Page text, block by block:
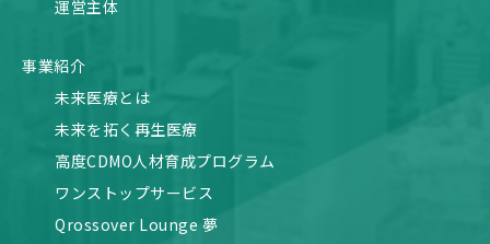
運営主体
事業紹介
未来医療とは
未来を拓く再生医療
高度CDMO人材育成プログラム
ワンストップサービス
Qrossover Lounge 夢